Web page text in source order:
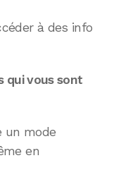
à des info
qui vous sont
un mode
en